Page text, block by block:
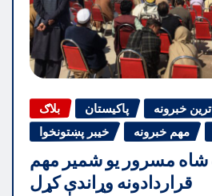
بلاګ پاکیستان
خبرونه
خیبر پښتونخوا
مهم خبرونه
شاه مسرور یو شمیر مهم
قراردادونه وړاندې کړل